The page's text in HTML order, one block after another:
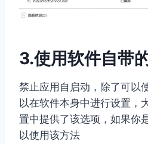
3.使用软件自带
禁止应用自启动，除了可以
以在软件本身中进行设置，
置中提供了该选项，如果你
以使用该方法